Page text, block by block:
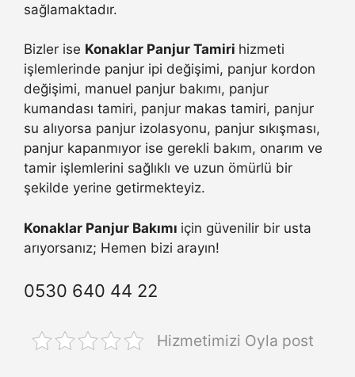
sağlamaktadır.
Bizler ise Konaklar Panjur Tamiri hizmeti
işlemlerinde panjur ipi değişimi, panjur kordon
değişimi, manuel panjur bakımı, panjur
kumandası tamiri, panjur makas tamiri, panjur
su alıyorsa panjur izolasyonu, panjur sıkışması,
panjur kapanmıyor ise gerekli bakım, onarım ve
tamir işlemlerini sağlıklı ve uzun ömürlü bir
şekilde yerine getirmekteyiz.
Konaklar Panjur Bakımı için güvenilir bir usta
arıyorsanız; Hemen bizi arayın!
0530 640 44 22
Hizmetimizi Oyla post